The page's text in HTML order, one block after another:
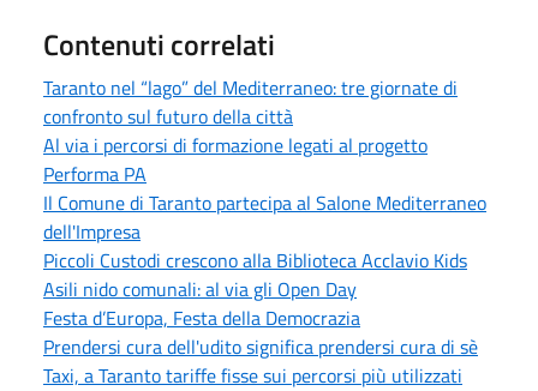
Contenuti correlati
Taranto nel “lago” del Mediterraneo: tre giornate di
confronto sul futuro della città
Al via i percorsi di formazione legati al progetto
Performa PA
Il Comune di Taranto partecipa al Salone Mediterraneo
dell'Impresa
Piccoli Custodi crescono alla Biblioteca Acclavio Kids
Asili nido comunali: al via gli Open Day
Festa d’Europa, Festa della Democrazia
Prendersi cura dell'udito significa prendersi cura di sè
Taxi, a Taranto tariffe fisse sui percorsi più utilizzati